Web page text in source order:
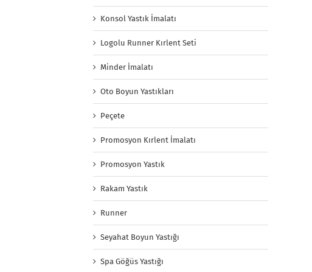
Konsol Yastık İmalatı
Logolu Runner Kırlent Seti
Minder İmalatı
Oto Boyun Yastıkları
Peçete
Promosyon Kırlent İmalatı
Promosyon Yastık
Rakam Yastık
Runner
Seyahat Boyun Yastığı
Spa Göğüs Yastığı